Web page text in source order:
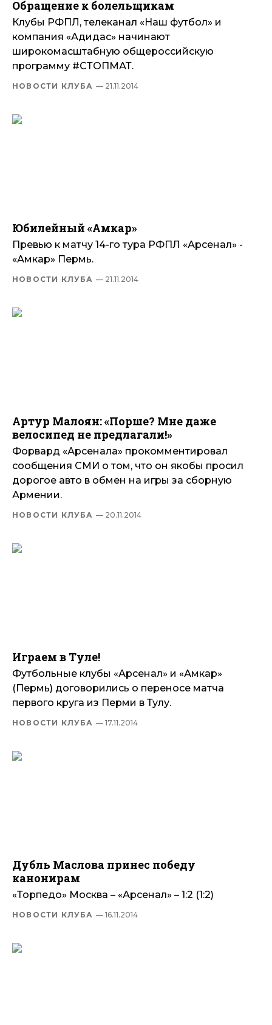
Обращение к болельщикам
Клубы РФПЛ, телеканал «Наш футбол» и
компания «Адидас» начинают
широкомасштабную общероссийскую
программу #СТОПМАТ.
НОВОСТИ КЛУБА — 21.11.2014
Юбилейный «Амкар»
Превью к матчу 14-го тура РФПЛ «Арсенал» -
«Амкар» Пермь.
НОВОСТИ КЛУБА — 21.11.2014
Артур Малоян: «Порше? Мне даже
велосипед не предлагали!»
Форвард «Арсенала» прокомментировал
сообщения СМИ о том, что он якобы просил
дорогое авто в обмен на игры за сборную
Армении.
НОВОСТИ КЛУБА — 20.11.2014
Играем в Туле!
Футбольные клубы «Арсенал» и «Амкар»
(Пермь) договорились о переносе матча
первого круга из Перми в Тулу.
НОВОСТИ КЛУБА — 17.11.2014
Дубль Маслова принес победу
канонирам
«Торпедо» Москва – «Арсенал» – 1:2 (1:2)
НОВОСТИ КЛУБА — 16.11.2014